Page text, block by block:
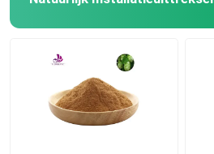
Natuurlijke theepoeder
Poeder voor gezondheidszorg
Aminozuurvitamine